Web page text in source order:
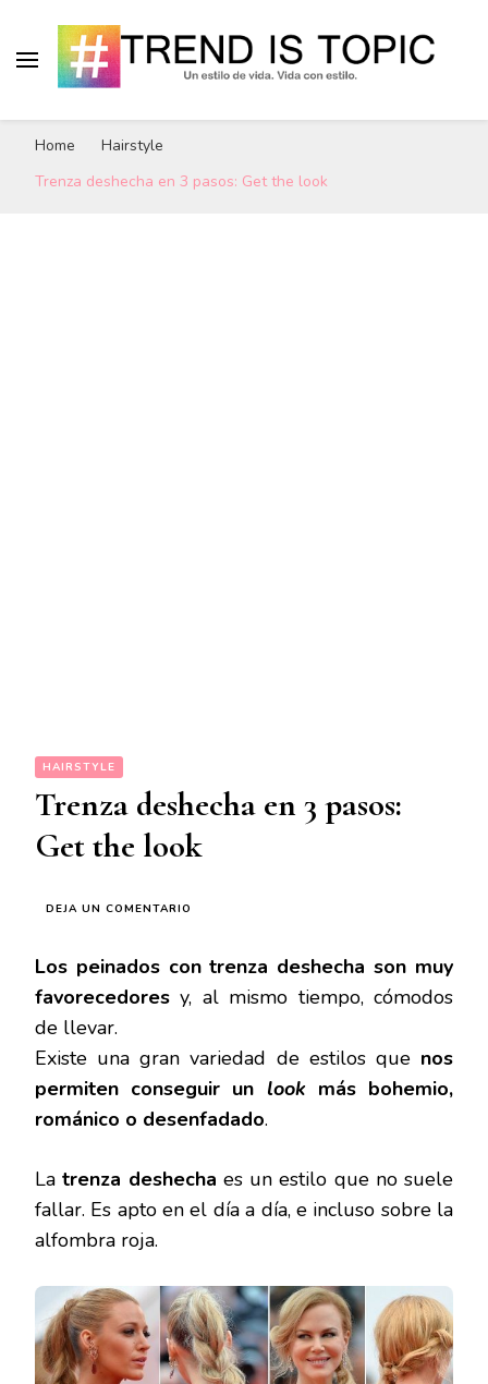
# Trend Is Topic
"Un estilo de vida. Vida con estilo." Blog de
tendencias, tips y trucos de moda, belleza y
hairstyle.
Home
Hairstyle
Trenza deshecha en 3 pasos: Get the look
HAIRSTYLE
Trenza deshecha en 3 pasos:
Get the look
DEJA UN COMENTARIO
EN
PASOS:
LOOK
Los peinados con trenza deshecha son muy
favorecedores y, al mismo tiempo, cómodos
de llevar.
Existe una gran variedad de estilos que nos
permiten conseguir un lookmás bohemio,
románico o desenfadado.
Latrenza deshecha es un estilo que no suele
fallar. Es apto en el día a día, e incluso sobre la
alfombra roja.